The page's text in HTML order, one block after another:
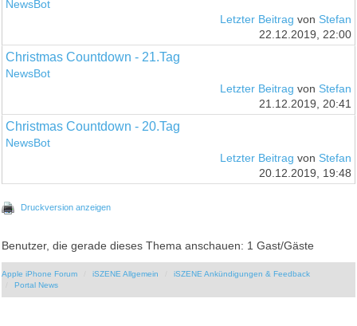
NewsBot
Letzter Beitrag von Stefan
22.12.2019, 22:00
Christmas Countdown - 21.Tag
NewsBot
Letzter Beitrag von Stefan
21.12.2019, 20:41
Christmas Countdown - 20.Tag
NewsBot
Letzter Beitrag von Stefan
20.12.2019, 19:48
Druckversion anzeigen
Benutzer, die gerade dieses Thema anschauen: 1 Gast/Gäste
Apple iPhone Forum iSZENE Allgemein
iSZENE Ankündigungen & Feedback
Portal News